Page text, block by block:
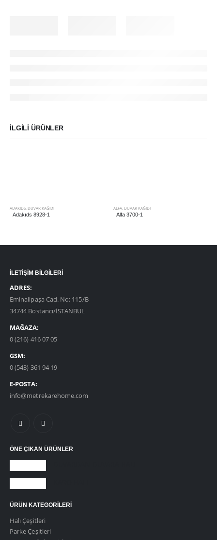
İLGILI ÜRÜNLER
ADAKIDS, DUVAR KAĞIDI
Adakıds 8928-1
ALFA, DUVAR KAĞIDI
Alfa 3700-1
İLETİŞİM BİLGİLERİ
ADRES:
Eminalipaşa Cad. No: 115/B
34744 Bostancı/İSTANBUL
MAĞAZA:
0 (216) 416 07 05
GSM:
0 (543) 361 94 19
E-POSTA:
info@metrekarehome.com
ÖNE ÇIKAN ÜRÜNLER
ÜRÜN KATEGORILERI
Halı Çeşitleri
Parke Çeşitleri